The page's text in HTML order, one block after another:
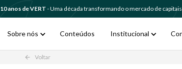
10 anos de VERT - Uma década transformando o mercado de
Sobre nós Conteúdos Institucional
arrow_back Voltar